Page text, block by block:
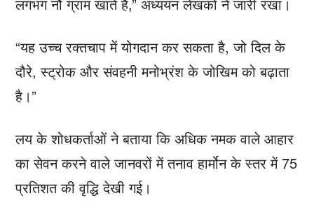
“यह उच्च रक्तचाप में योगदान कर सकता है, जो दिल के
दौरे, स्ट्रोक और संवहनी मनोभ्रंश के जोखिम को बढ़ाता
है।”
लय के शोधकर्ताओं ने बताया कि अधिक नमक वाले आहार
का सेवन करने वाले जानवरों में तनाव हार्मोन के स्तर में 75
प्रतिशत की वृद्धि देखी गई।